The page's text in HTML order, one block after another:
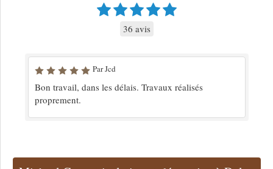
36 avis
Par Jcd
Bon travail, dans les délais. Travaux réalisés
proprement.